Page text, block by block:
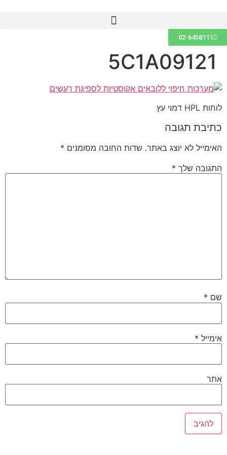
02-6458111
5C1A09121
לוחות HPL דמוי עץ
כתיבת תגובה
האימייל לא יוצג באתר. שדות החובה מסומנים *
התגובה שלך *
שם *
אימייל *
אתר